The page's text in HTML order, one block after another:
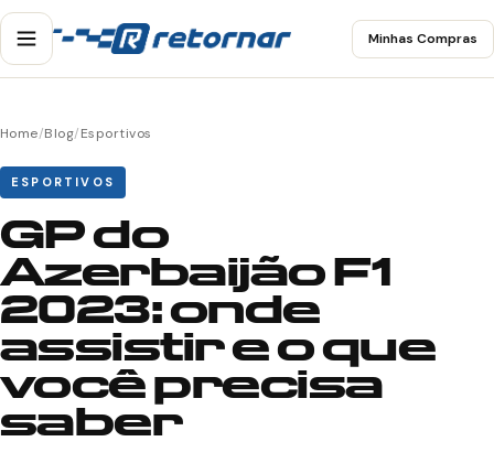
Minhas Compras
Home/Blog/Esportivos
ESPORTIVOS
GP do
Azerbaijão F1
2023: onde
assistir e o que
você precisa
saber